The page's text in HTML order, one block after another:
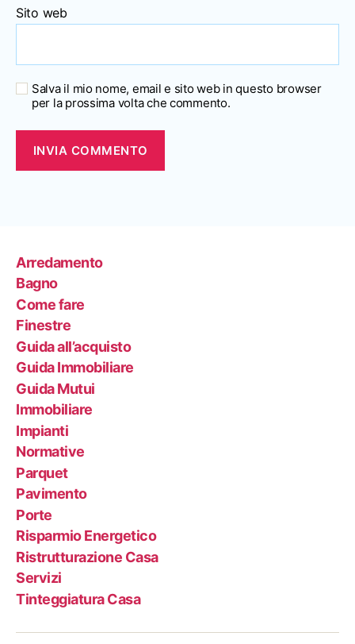
Sito web
Salva il mio nome, email e sito web in questo browser
per la prossima volta che commento.
Arredamento
Bagno
Come fare
Finestre
Guida all’acquisto
Guida Immobiliare
Guida Mutui
Immobiliare
Impianti
Normative
Parquet
Pavimento
Porte
Risparmio Energetico
Ristrutturazione Casa
Servizi
Tinteggiatura Casa